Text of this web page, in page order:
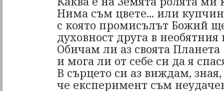
Нима съм цвете... или
с която промисълът Божий
духовност друга в необятния
Обичам ли аз своята Планета
и мога ли от себе си да я
В сърцето си аз виждам, зная,
че експеримент съм